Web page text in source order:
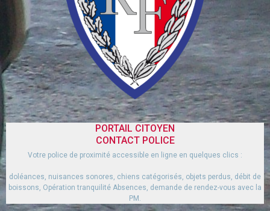
PORTAIL CITOYEN
CONTACT POLICE
Votre police de proximité accessible en ligne en quelques clics :
doléances, nuisances sonores, chiens catégorisés, objets perdus, débit de
boissons, Opération tranquilité Absences, demande de rendez-vous avec la
PM.